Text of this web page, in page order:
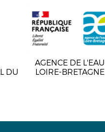
DU
AGENCE DE L'EAU
LOIRE-BRETAGNE